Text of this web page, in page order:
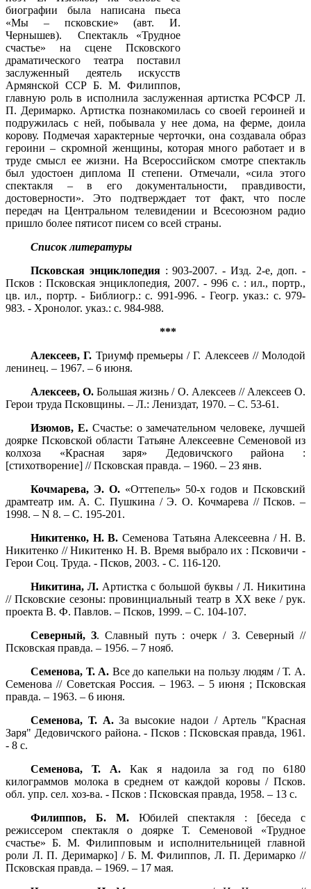
биографии была написана пьеса
«Мы – псковские» (авт. И.
Чернышев). Спектакль «Трудное
счастье» на сцене Псковского
драматического театра поставил
заслуженный деятель искусств
Армянской ССР Б. М. Филиппов,
главную роль в исполнила заслуженная артистка РСФСР Л.
П. Деримарко. Артистка познакомилась со своей героиней и
подружилась с ней, побывала у нее дома, на ферме, доила
корову. Подмечая характерные черточки, она создавала образ
героини – скромной женщины, которая много работает и в
труде смысл ее жизни. На Всероссийском смотре спектакль
был удостоен диплома II степени. Отмечали, «сила этого
спектакля – в его документальности, правдивости,
достоверности». Это подтверждает тот факт, что после
передач на Центральном телевидении и Всесоюзном радио
пришло более пятисот писем со всей страны.
Список литературы
Псковская энциклопедия: 903-2007. - Изд. 2-е, доп. -
Псков : Псковская энциклопедия, 2007. - 996 с. : ил., портр.,
цв. ил., портр. - Библиогр.: с. 991-996. - Геогр. указ.: с. 979-
983. - Хронолог. указ.: с. 984-988.
***
Алексеев, Г. Триумф премьеры / Г. Алексеев // Молодой
ленинец. – 1967. – 6 июня.
Алексеев, О.Большая жизнь / О. Алексеев // Алексеев О.
Герои труда Псковщины. – Л.: Лениздат, 1970. – С. 53-61.
Изюмов, Е. Счастье: о замечательном человеке, лучшей
доярке Псковской области Татьяне Алексеевне Семеновой из
колхоза «Красная заря» Дедовичского района :
[стихотворение] // Псковская правда. – 1960. – 23 янв.
Кочмарева, Э. О. «Оттепель» 50-х годов и Псковский
драмтеатр им. А. С. Пушкина / Э. О. Кочмарева // Псков. –
1998. – N 8. – С. 195-201.
Никитенко, Н. В. Семенова Татьяна Алексеевна / Н. В.
Никитенко // Никитенко Н. В. Время выбрало их : Псковичи -
Герои Соц. Труда. - Псков, 2003. - С. 116-120.
Никитина, Л. Артистка с большой буквы / Л. Никитина
// Псковские сезоны: провинциальный театр в ХХ веке / рук.
проекта В. Ф. Павлов. – Псков, 1999. – С. 104-107.
Северный, З. Славный путь : очерк / З. Северный //
Псковская правда. – 1956. – 7 нояб.
Семенова, Т. А. Все до капельки на пользу людям / Т. А.
Семенова // Советская Россия. – 1963. – 5 июня ; Псковская
правда. – 1963. – 6 июня.
Семенова, Т. А.За высокие надои / Артель "Красная
Заря" Дедовичского района. - Псков : Псковская правда, 1961.
- 8 с.
Семенова, Т. А. Как я надоила за год по 6180
килограммов молока в среднем от каждой коровы / Псков.
обл. упр. сел. хоз-ва. - Псков : Псковская правда, 1958. – 13 с.
Филиппов, Б. М.Юбилей спектакля : [беседа с
режиссером спектакля о доярке Т. Семеновой «Трудное
счастье» Б. М. Филипповым и исполнительницей главной
роли Л. П. Деримарко] / Б. М. Филиппов, Л. П. Деримарко //
Псковская правда. – 1969. – 17 мая.